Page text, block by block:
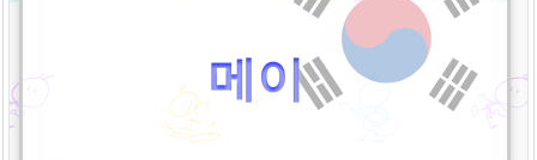
메이